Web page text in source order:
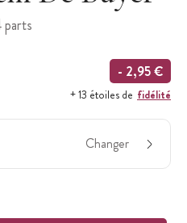
parts
- 2,95 €
+ 13 étoiles de fidélité
Changer